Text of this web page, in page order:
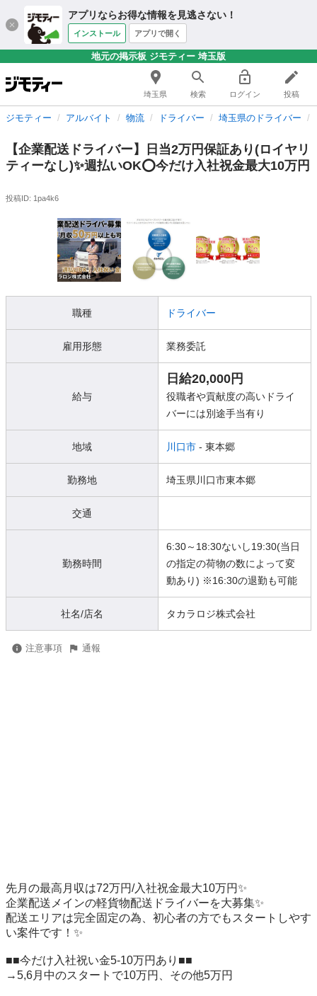
アプリならお得な情報を見逃さない！
インストール アプリで開く
地元の掲示板 ジモティー 埼玉版
埼玉県 検索 ログイン 投稿
ジモティー アルバイト 物流 ドライバー 埼玉県のドライバー
【企業配送ドライバー】日当2万円保証あり(ロイヤリ
ティーなし)✨週払いOK⭕️今だけ入社祝金最大10万円
投稿ID: 1pa4k6
職種 ドライバー
雇用形態 業務委託
給与
日給20,000円
役職者や貢献度の高いドライ
バーには別途手当有り
地域 川口市 - 東本郷
勤務地 埼玉県川口市東本郷
交通
勤務時間
6:30～18:30ないし19:30(当日
の指定の荷物の数によって変
動あり) ※16:30の退勤も可能
社名/店名 タカラロジ株式会社
注意事項 通報
先月の最高月収は72万円/入社祝金最大10万円✨
企業配送メインの軽貨物配送ドライバーを大募集✨
配送エリアは完全固定の為、初心者の方でもスタートしやす
い案件です！✨
■■今だけ入社祝い金5-10万円あり■■
→5,6月中のスタートで10万円、その他5万円